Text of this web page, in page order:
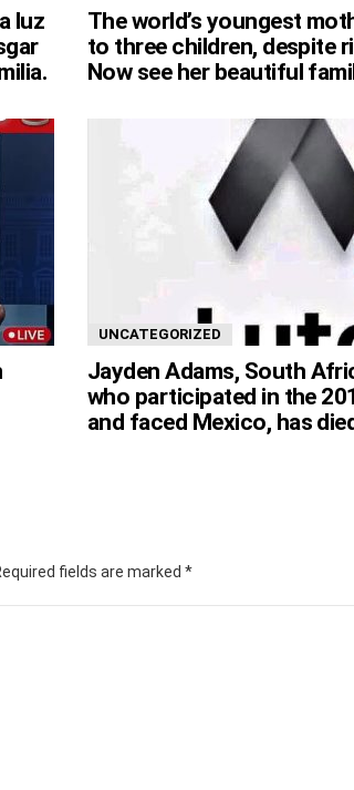
luz
The world’s youngest
to three children, despite
Now see her beautiful
UNCATEGORIZED
Jayden Adams, South
who participated in the
and faced Mexico, has
fields are marked *